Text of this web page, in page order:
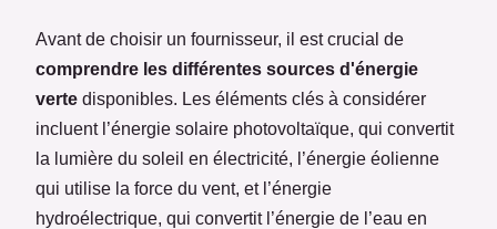
Avant de choisir un fournisseur, il est crucial de
comprendre les différentes sources d'énergie
verte disponibles. Les éléments clés à considérer
incluent l’énergie solaire photovoltaïque, qui convertit
la lumière du soleil en électricité, l’énergie éolienne
qui utilise la force du vent, et l’énergie
hydroélectrique, qui convertit l’énergie de l’eau en